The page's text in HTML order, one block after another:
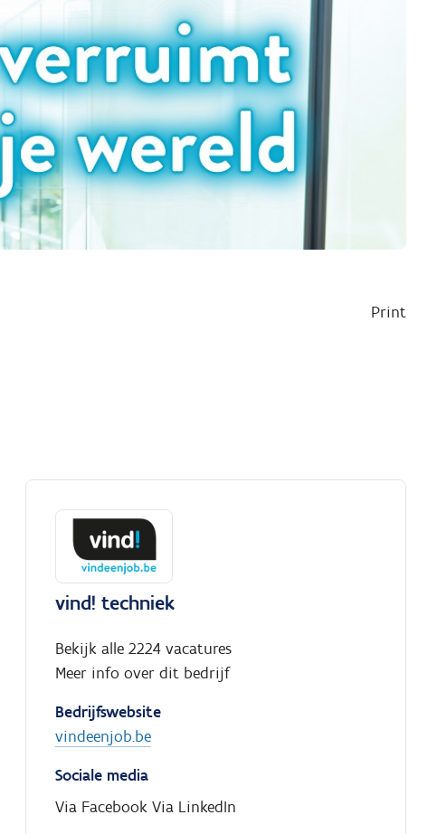
Print
vind! techniek
Bekijk alle 2224 vacatures
Meer info over dit bedrijf
Bedrijfswebsite
vindeenjob.be
Sociale media
Via Facebook Via LinkedIn